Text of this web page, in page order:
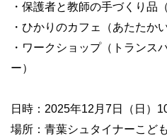
・保護者と教師の手づくり品
・ひかりのカフェ（あたたか
・ワークショップ（トランス
ー）
日時：2025年12月7日（日）
場所：青葉シュタイナーこど